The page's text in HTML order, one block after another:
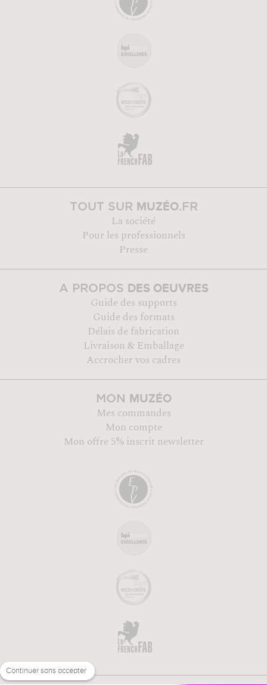
TOUT SUR MUZÉO.FR
La société
Pour les professionnels
Presse
A PROPOS DES OEUVRES
Guide des supports
Guide des formats
Délais de fabrication
Livraison & Emballage
Accrocher vos cadres
MON MUZÉO
Mes commandes
Mon compte
Mon offre 5% inscrit newsletter
Continuer sans accepter